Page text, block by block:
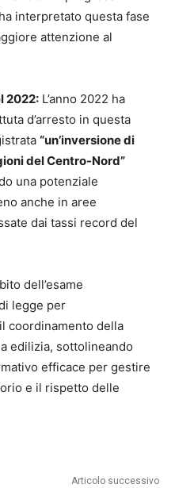
interpretato questa fase
attenzione al
2022: L’anno 2022 ha
d’arresto in questa
“un’inversione di
del Centro-Nord”
una potenziale
anche in aree
dai tassi record del
dell’esame
legge per
coordinamento della
edilizia, sottolineando
efficace per gestire
e il rispetto delle
Articolo successivo